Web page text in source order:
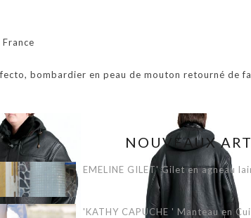
bombardier en peau de mouton retourné de
NOUVEAUX
EMELINE GILET' Gilet en agneau
'KATHY CAPUCHE ' Manteau en